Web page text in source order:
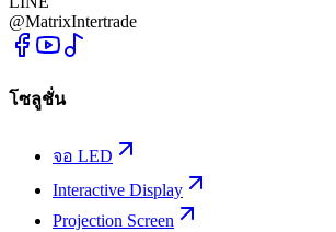
@MatrixIntertrade
โซลูชั่น
จอ LED
Interactive Display
Projection Screen